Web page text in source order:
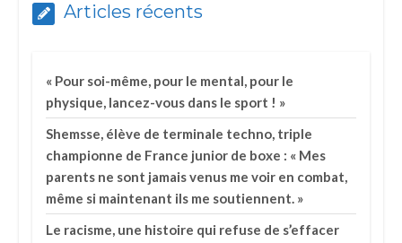
Articles récents
« Pour soi-même, pour le mental, pour le
physique, lancez-vous dans le sport ! »
Shemsse, élève de terminale techno, triple
championne de France junior de boxe : « Mes
parents ne sont jamais venus me voir en combat,
même si maintenant ils me soutiennent. »
Le racisme, une histoire qui refuse de s’effacer